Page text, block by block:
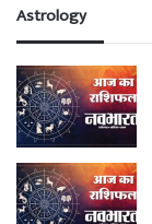
Astrology